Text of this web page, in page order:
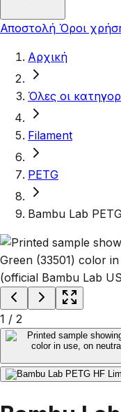
Αποστολή Όροι
Αρχική
Όλες οι
Filament
PETG
Bambu Lab
1 / 2